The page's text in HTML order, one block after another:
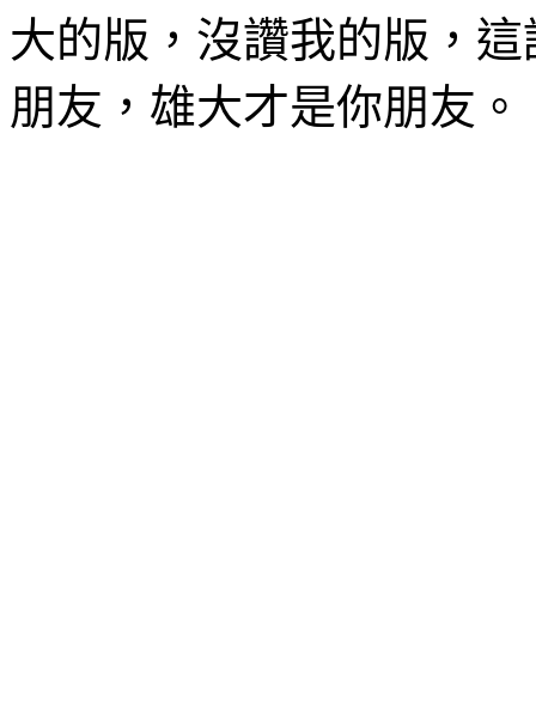
大的版，沒讚我的版，
朋友，雄大才是你朋友。